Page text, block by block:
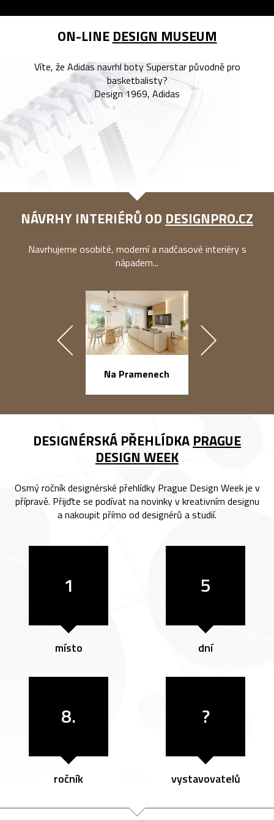
ON-LINE DESIGN MUSEUM
Víte, že Adidas navrhl boty Superstar původně pro
basketbalisty?
Design 1969, Adidas
NÁVRHY INTERIÉRŮ OD DESIGNPRO.CZ
Navrhujeme osobité, moderní a nadčasové interiéry s
nápadem...
Na Pramenech
DESIGNÉRSKÁ PŘEHLÍDKA PRAGUE
DESIGN WEEK
Osmý ročník designérské přehlídky Prague Design Week je v
přípravě. Přijďte se podívat na novinky v kreativním designu
a nakoupit přímo od designérů a studií.
1
místo
5
dní
8.
ročník
?
vystavovatelů